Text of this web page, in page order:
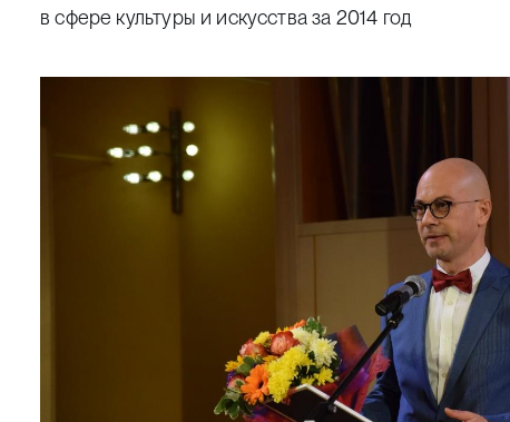
в сфере культуры и искусства за 2014 год